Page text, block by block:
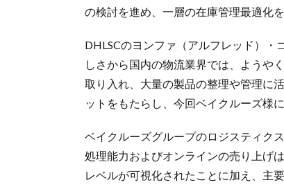
の検討を進め、一層の在庫管理最適化を
DHLSCのヨンファ（アルフレッド）
しさから国内の物流業界では、ようや
取り入れ、大量の製品の整理や管理に
ットをもたらし、今回ベイクルーズ様
ベイクルーズグループのロジスティク
処理能力およびオンラインの売り上げ
レベルが可視化されたことに加え、主